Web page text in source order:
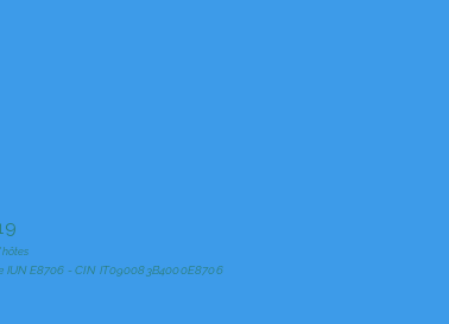
IUNE8706 - CIN IT090083B4000E8706